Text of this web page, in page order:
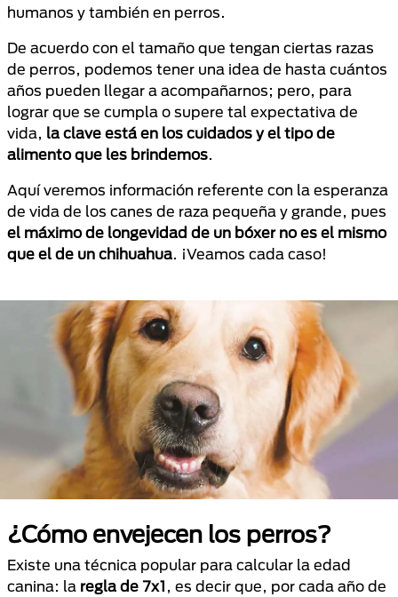
humanos y también en perros.
De acuerdo con el tamaño que tengan ciertas razas
de perros, podemos tener una idea de hasta cuántos
años pueden llegar a acompañarnos; pero, para
lograr que se cumpla o supere tal expectativa de
vida, la clave está en los cuidados y el tipo de
alimento que les brindemos.
Aquí veremos información referente con la esperanza
de vida de los canes de raza pequeña y grande, pues
el máximo de longevidad de un bóxer no es el mismo
que el de un chihuahua. ¡Veamos cada caso!
¿Cómo envejecen los perros?
Existe una técnica popular para calcular la edad
canina: la regla de 7x1 , es decir que, por cada año de